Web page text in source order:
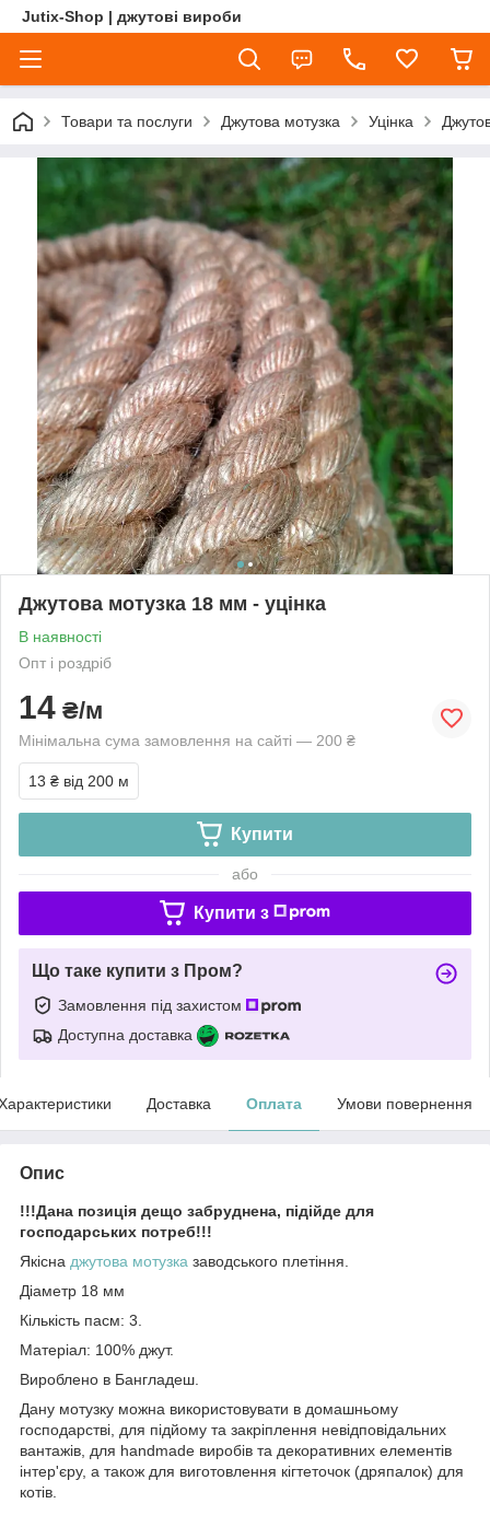
Jutix-Shop | джутові вироби
Товари та послуги Джутова мотузка Уцінка
Джутова мотузка 18 мм - уцінка
В наявності
Опт і роздріб
14 ₴/м
Мінімальна сума замовлення на сайті — 200 ₴
13 ₴ від 200 м
Купити
або
Купити з
Що таке купити з Пром?
Замовлення під захистом
Доступна доставка
Доставка Оплата Умови повернення
Опис
!!!Дана позиція дещо забруднена, підійде для
господарських потреб!!!
Якісна джутова мотузка заводського плетіння.
Діаметр 18 мм
Кількість пасм: 3.
Матеріал: 100% джут.
Вироблено в Бангладеш.
Дану мотузку можна використовувати в домашньому
господарстві, для підйому та закріплення невідповідальних
вантажів, для handmade виробів та декоративних елементів
інтер'єру, а також для виготовлення кігтеточок (дряпалок) для
котів.